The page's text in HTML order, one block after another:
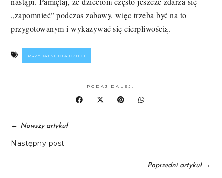
„zapomnieć” podczas zabawy, więc trzeba być na to
przygotowanym i wykazywać się cierpliwością.
PRZYDATNE DLA DZIECI
PODAJ DALEJ:
← Nowszy artykuł
Następny post
Poprzedni artykuł→